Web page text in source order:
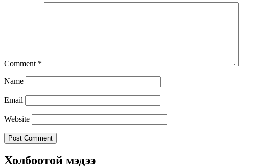
Comment *
Name
Email
Website
Холбоотой мэдээ